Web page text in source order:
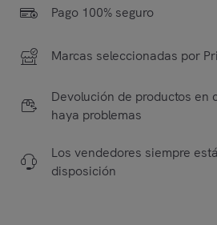
Pago 100% seguro
Marcas seleccionadas por
Devolución de productos en
haya problemas
Los vendedores siempre
disposición